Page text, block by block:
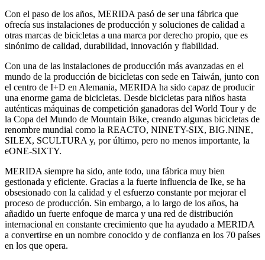
Con el paso de los años, MERIDA pasó de ser una fábrica que
ofrecía sus instalaciones de producción y soluciones de calidad a
otras marcas de bicicletas a una marca por derecho propio, que es
sinónimo de calidad, durabilidad, innovación y fiabilidad.
Con una de las instalaciones de producción más avanzadas en el
mundo de la producción de bicicletas con sede en Taiwán, junto con
el centro de I+D en Alemania, MERIDA ha sido capaz de producir
una enorme gama de bicicletas. Desde bicicletas para niños hasta
auténticas máquinas de competición ganadoras del World Tour y de
la Copa del Mundo de Mountain Bike, creando algunas bicicletas de
renombre mundial como la REACTO, NINETY-SIX, BIG.NINE,
SILEX, SCULTURA y, por último, pero no menos importante, la
eONE-SIXTY.
MERIDA siempre ha sido, ante todo, una fábrica muy bien
gestionada y eficiente. Gracias a la fuerte influencia de Ike, se ha
obsesionado con la calidad y el esfuerzo constante por mejorar el
proceso de producción. Sin embargo, a lo largo de los años, ha
añadido un fuerte enfoque de marca y una red de distribución
internacional en constante crecimiento que ha ayudado a MERIDA
a convertirse en un nombre conocido y de confianza en los 70 países
en los que opera.